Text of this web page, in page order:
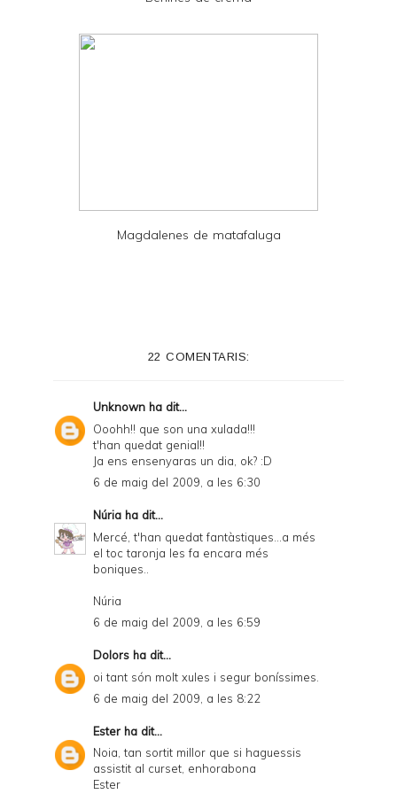
Magdalenes de matafaluga
22 COMENTARIS:
Unknown ha dit...
Ooohh!! que son una xulada!!!
t'han quedat genial!!
Ja ens ensenyaras un dia, ok? :D
6 de maig del 2009, a les 6:30
Núria ha dit...
Mercé, t'han quedat fantàstiques...a més
el toc taronja les fa encara més
boniques..
Núria
6 de maig del 2009, a les 6:59
Dolors ha dit...
oi tant són molt xules i segur boníssimes.
6 de maig del 2009, a les 8:22
Ester ha dit...
Noia, tan sortit millor que si haguessis
assistit al curset, enhorabona
Ester